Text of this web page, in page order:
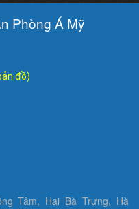
Phòng Á Mỹ
đồ)
Tâm, Hai Bà Trưng, Hà